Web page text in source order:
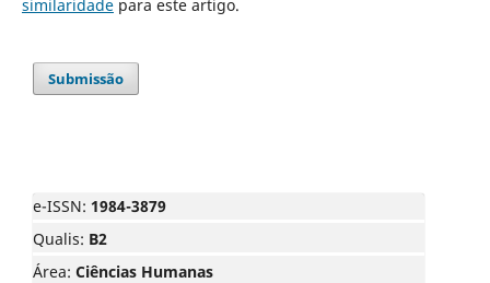
similaridadepara este artigo.
Submissão
e-ISSN: 1984-3879
Qualis: B2
Área: Ciências Humanas